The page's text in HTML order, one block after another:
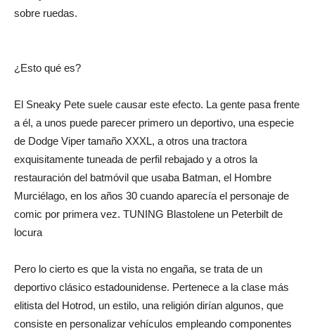
sobre ruedas.
¿Esto qué es?
El Sneaky Pete suele causar este efecto. La gente pasa frente
a él, a unos puede parecer primero un deportivo, una especie
de Dodge Viper tamaño XXXL, a otros una tractora
exquisitamente tuneada de perfil rebajado y a otros la
restauración del batmóvil que usaba Batman, el Hombre
Murciélago, en los años 30 cuando aparecía el personaje de
comic por primera vez. TUNING Blastolene un Peterbilt de
locura
Pero lo cierto es que la vista no engaña, se trata de un
deportivo clásico estadounidense. Pertenece a la clase más
elitista del Hotrod, un estilo, una religión dirían algunos, que
consiste en personalizar vehículos empleando componentes